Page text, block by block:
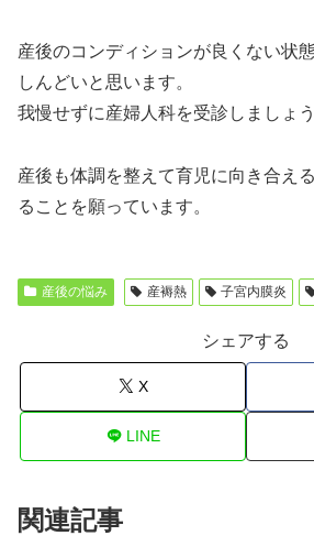
産後のコンディションが良くない状
しんどいと思います。
我慢せずに産婦人科を受診しましょう
産後も体調を整えて育児に向き合え
ることを願っています。
産後の悩み 産褥熱 子宮内膜炎
シェアする
X
LINE
関連記事